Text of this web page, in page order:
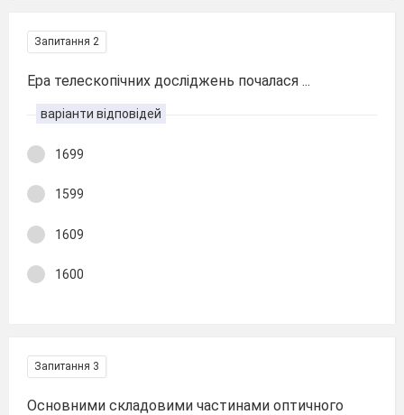
Запитання 2
Ера телескопічних досліджень почалася ...
варіанти відповідей
1699
1599
1609
1600
Запитання 3
Основними складовими частинами оптичного